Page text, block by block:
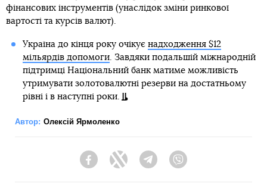
фінансових інструментів (унаслідок зміни ринкової
вартості та курсів валют).
Україна до кінця року очікує надходження $12
мільярдів допомоги. Завдяки подальшій міжнародній
підтримці Національний банк матиме можливість
утримувати золотовалютні резерви на достатньому
рівні і в наступні роки.
Автор: Олексій Ярмоленко
FacebookTwitter Telegram